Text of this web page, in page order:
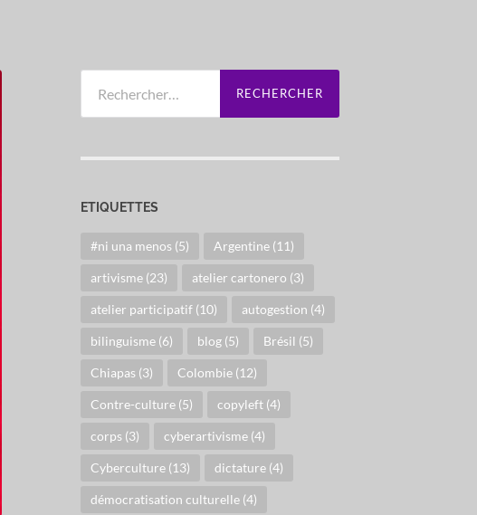
ETIQUETTES
#ni una menos (5) Argentine (11)
artivisme (23) atelier cartonero (3)
atelier participatif (10) autogestion (4)
bilinguisme (6) blog (5) Brésil (5)
Chiapas (3) Colombie (12)
Contre-culture (5) copyleft (4)
corps (3) cyberartivisme (4)
Cyberculture (13) dictature (4)
démocratisation culturelle (4)